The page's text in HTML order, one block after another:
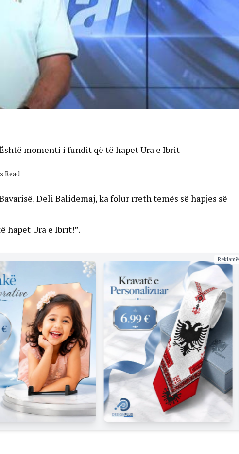
momenti i fundit që të hapet Ura e Ibrit
Read
Deli Balidemaj, ka folur rreth temës së hapjes së
hapet Ura e Ibrit!”.
Reklamë